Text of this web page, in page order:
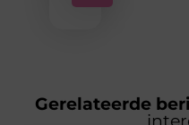
Gerelateerde